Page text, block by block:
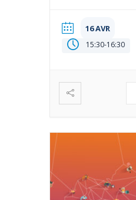
16 AVR
15:30-16:30